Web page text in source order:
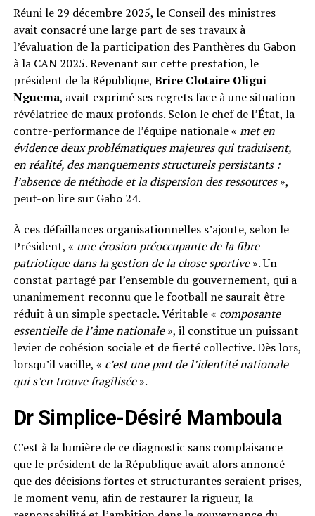
Réuni le 29 décembre 2025, le Conseil des ministres
avait consacré une large part de ses travaux à
l’évaluation de la participation des Panthères du Gabon
à la CAN 2025. Revenant sur cette prestation, le
président de la République, Brice Clotaire Oligui
Nguema, avait exprimé ses regrets face à une situation
révélatrice de maux profonds. Selon le chef de l’État, la
contre-performance de l’équipe nationale « met en
évidence deux problématiques majeures qui traduisent,
en réalité, des manquements structurels persistants :
l’absence de méthode et la dispersion des ressources»,
peut-on lire sur Gabo 24.
À ces défaillances organisationnelles s’ajoute, selon le
Président, « une érosion préoccupante de la fibre
patriotique dans la gestion de la chose sportive». Un
constat partagé par l’ensemble du gouvernement, qui a
unanimement reconnu que le football ne saurait être
réduit à un simple spectacle. Véritable « composante
essentielle de l’âme nationale», il constitue un puissant
levier de cohésion sociale et de fierté collective. Dès lors,
lorsqu’il vacille, « c’est une part de l’identité nationale
qui s’en trouve fragilisée».
Dr Simplice-Désiré Mamboula
C’est à la lumière de ce diagnostic sans complaisance
que le président de la République avait alors annoncé
que des décisions fortes et structurantes seraient prises,
le moment venu, afin de restaurer la rigueur, la